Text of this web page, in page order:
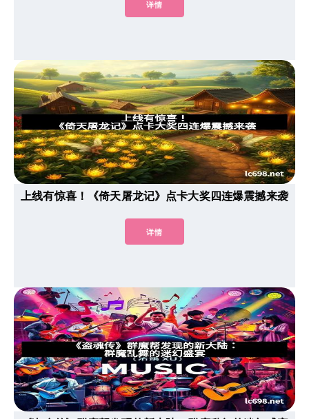
详情
上线有惊喜！《倚天屠龙记》点卡大奖四连爆震撼来袭
详情